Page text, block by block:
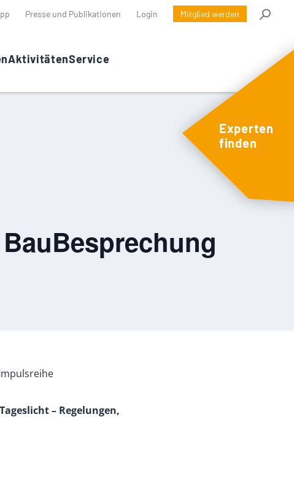
Presse und Publikationen Login Mitglied werden
AktivitätenService
Experten
finden
– Regelungen,